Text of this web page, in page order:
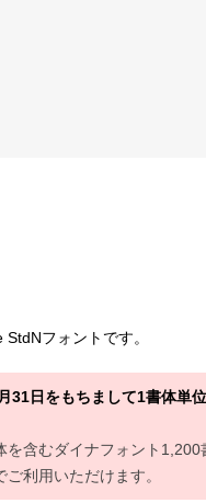
フォントです。
31日をもちまして1書体単
を含むダイナフォント
ご利用いただけます。